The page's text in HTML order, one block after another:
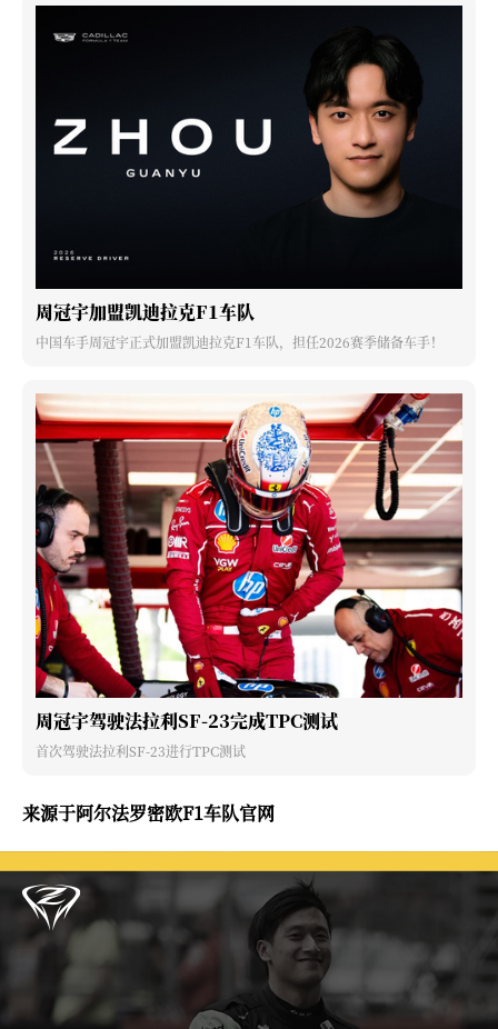
周冠宇加盟凯迪拉克F1车队
中国车手周冠宇正式加盟凯迪拉克F1车队，担任2026赛季储备车手！
周冠宇驾驶法拉利SF-23完成TPC测试
首次驾驶法拉利SF-23进行TPC测试
来源于阿尔法罗密欧F1车队官网